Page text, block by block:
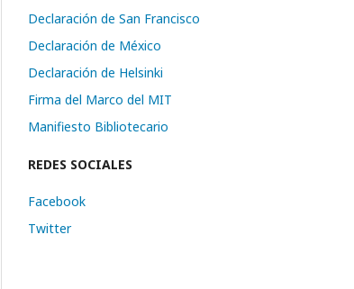
Declaración de San Francisco
Declaración de México
Declaración de Helsinki
Firma del Marco del MIT
Manifiesto Bibliotecario
REDES SOCIALES
Facebook
Twitter